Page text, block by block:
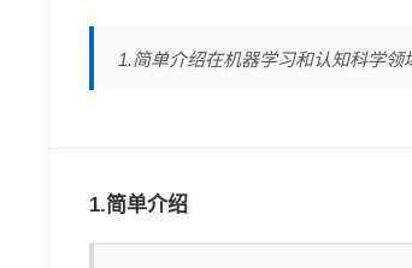
1.简单介绍在机器学习和认知科学
1.简单介绍